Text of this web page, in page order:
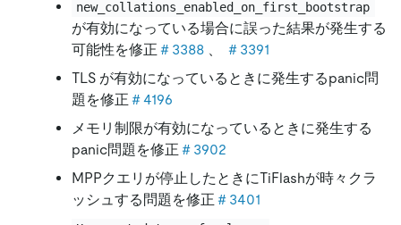
new_collations_enabled_on_first_bootstrap
が有効になっている場合に誤った結果が発生する
可能性を修正 ＃3388 、
＃3391
TLS が有効になっているときに発生するpanic問
題を修正 ＃4196
メモリ制限が有効になっているときに発生する
panic問題を修正 ＃3902
MPPクエリが停止したときにTiFlashが時々クラ
ッシュする問題を修正 ＃3401